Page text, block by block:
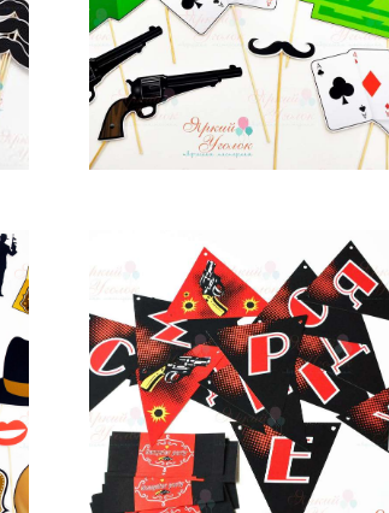
от 25 pуб.
Набор для праздника "Мафия"